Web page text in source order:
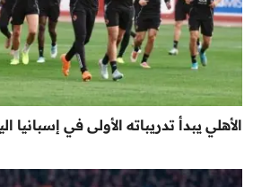
الأهلي يبدأ تدريباته الأولى في إسبانيا